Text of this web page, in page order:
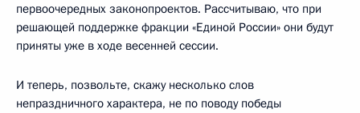
первоочередных законопроектов. Рассчитываю, что при
решающей поддержке фракции «Единой России» они будут
приняты уже в ходе весенней сессии.
И теперь, позвольте, скажу несколько слов
непраздничного характера, не по поводу победы